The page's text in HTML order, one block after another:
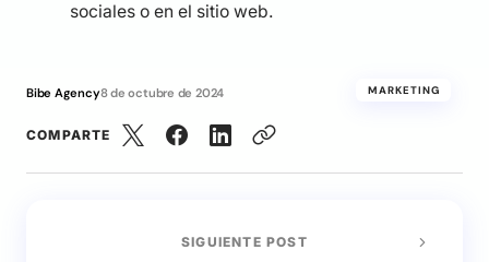
sociales o en el sitio web.
Bibe Agency8 de octubre de 2024 MARKETING
COMPARTE
SIGUIENTE POST